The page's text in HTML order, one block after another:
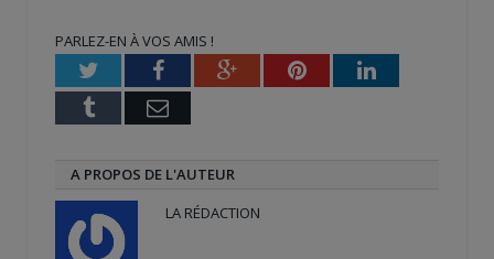
fenêtre) fenêtre) nouvelle
fenêtre)
PARLEZ-EN À VOS AMIS !
TwitterFacebookGoogle+PinterestLinkedIn
Tumblr Email
A PROPOS DE L'AUTEUR
LA RÉDACTION